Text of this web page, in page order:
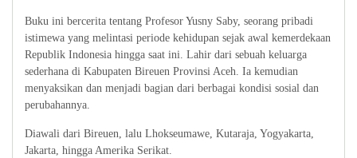
Buku ini bercerita tentang Profesor Yusny Saby, seorang pribadi
istimewa yang melintasi periode kehidupan sejak awal kemerdekaan
Republik Indonesia hingga saat ini. Lahir dari sebuah keluarga
sederhana di Kabupaten Bireuen Provinsi Aceh. Ia kemudian
menyaksikan dan menjadi bagian dari berbagai kondisi sosial dan
perubahannya.
Diawali dari Bireuen, lalu Lhokseumawe, Kutaraja, Yogyakarta,
Jakarta, hingga Amerika Serikat.